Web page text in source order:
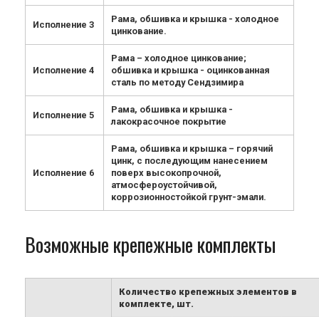
Исполнение 3
Рама, обшивка и крышка - холодное
цинкование.
Исполнение 4
Рама – холодное цинкование;
обшивка и крышка - оцинкованная
сталь по методу Сендзимира
Исполнение 5
Рама, обшивка и крышка -
лакокрасочное покрытие
Исполнение 6
Рама, обшивка и крышка – горячий
цинк, с последующим нанесением
поверх высокопрочной,
атмосфероустойчивой,
коррозионностойкой грунт-эмали.
Возможные крепежные комплекты
Количество крепежных элементов в
комплекте, шт.